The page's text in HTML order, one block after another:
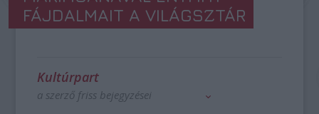
FÁJDALMAIT A VILÁGSZTÁR
Kultúrpart
a szerző friss bejegyzései